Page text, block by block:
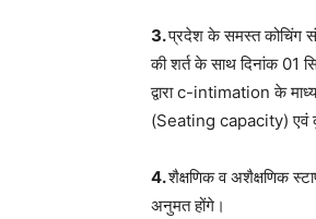
3.प्रदेश के समस्त कोचिंग
की शर्त के साथ दिनांक 01
द्वारा c-intimation के
(Seating capacity) एवं
4.शैक्षणिक व अशैक्षणिक
अनुमत होंगे।